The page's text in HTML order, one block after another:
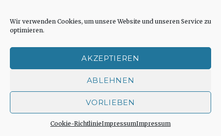
Wir verwenden Cookies, um unsere Website und unseren Service zu
optimieren.
AKZEPTIEREN
ABLEHNEN
VORLIEBEN
Cookie-RichtlinieImpressumImpressum
Kirchenfotos von Andreas Blauth
Kirchengebäude neu oder anders nutzen aus
architektonischer Sicht
Kirchenumnutzungen und ähnliche